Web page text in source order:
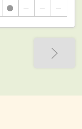
● － － －